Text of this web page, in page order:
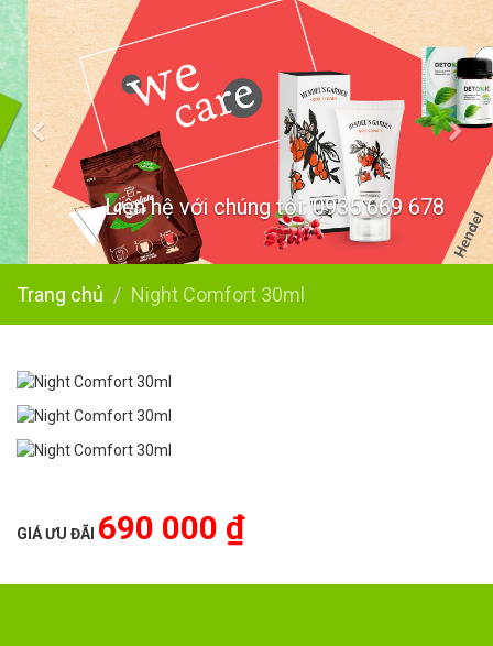
Liên hệ với chúng tôi: 0935 669 678
Trang chủ Night Comfort 30ml
GIÁ ƯU ĐÃI 690 000 ₫